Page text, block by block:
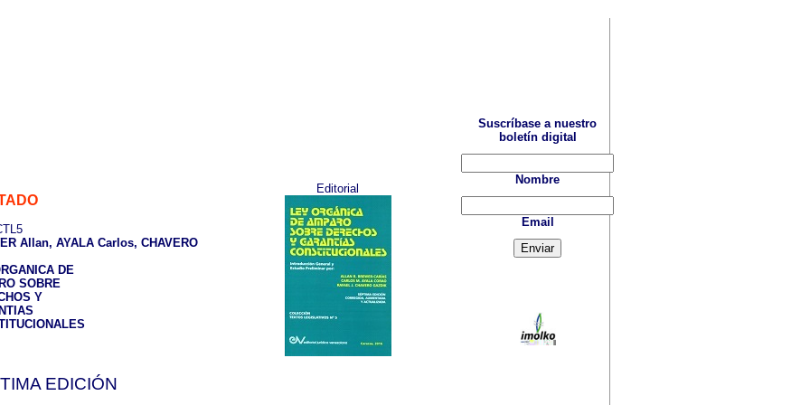
Allan, AYALA Carlos, CHAVERO
DE
SOBRE
Y
Editorial
EDICIÓN
Suscríbase a nuestro
boletín digital
Nombre
Email